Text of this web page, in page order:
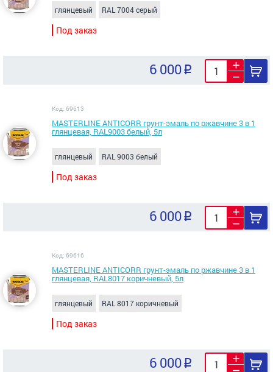
глянцевый RAL 7004 серый
Под заказ
6 000
Код: 69613
MASTERLINE ANTICORR грунт-эмаль по ржавчине 3 в 1
глянцевая, RAL9003 белый, 5л
глянцевый RAL 9003 белый
Под заказ
6 000
Код: 69616
MASTERLINE ANTICORR грунт-эмаль по ржавчине 3 в 1
глянцевая, RAL8017 коричневый, 5л
глянцевый RAL 8017 коричневый
Под заказ
6 000